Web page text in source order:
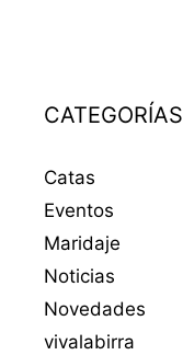
CATEGORÍAS
Catas
Eventos
Maridaje
Noticias
Novedades
vivalabirra